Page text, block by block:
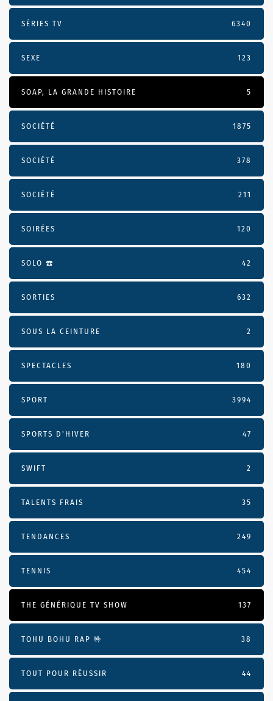
SÉRIES TV 6340
SEXE 123
SOAP, LA GRANDE HISTOIRE 5
SOCIÉTÉ 1875
SOCIÉTÉ 378
SOCIÉTÉ 211
SOIRÉES 120
SOLO ☎️ 42
SORTIES 632
SOUS LA CEINTURE 2
SPECTACLES 180
SPORT 3994
SPORTS D'HIVER 47
SWIFT 2
TALENTS FRAIS 35
TENDANCES 249
TENNIS 454
THE GÉNÉRIQUE TV SHOW 137
TOHU BOHU RAP 🤟 38
TOUT POUR RÉUSSIR 44